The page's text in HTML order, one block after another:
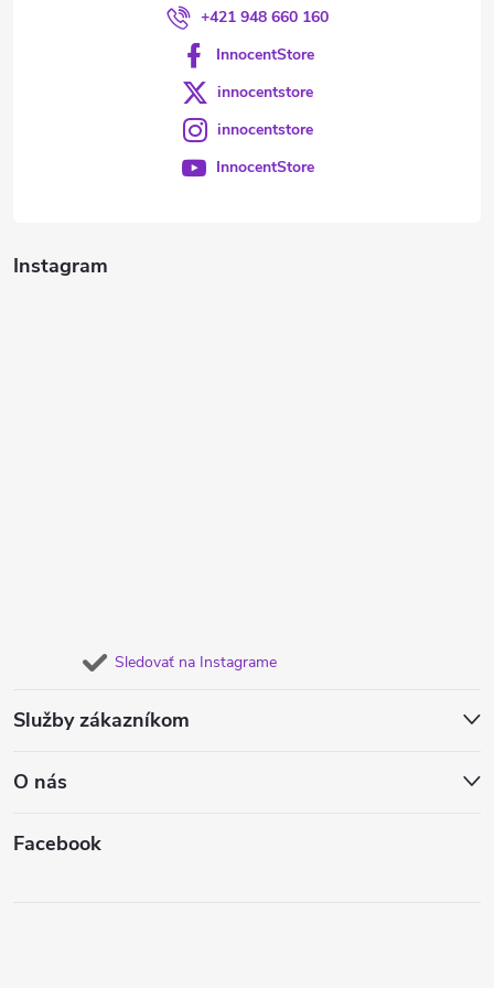
Instagram
Sledovať na Instagrame
Služby zákazníkom
O nás
Facebook
+421 948 660 160
InnocentStore
innocentstore
innocentstore
InnocentStore